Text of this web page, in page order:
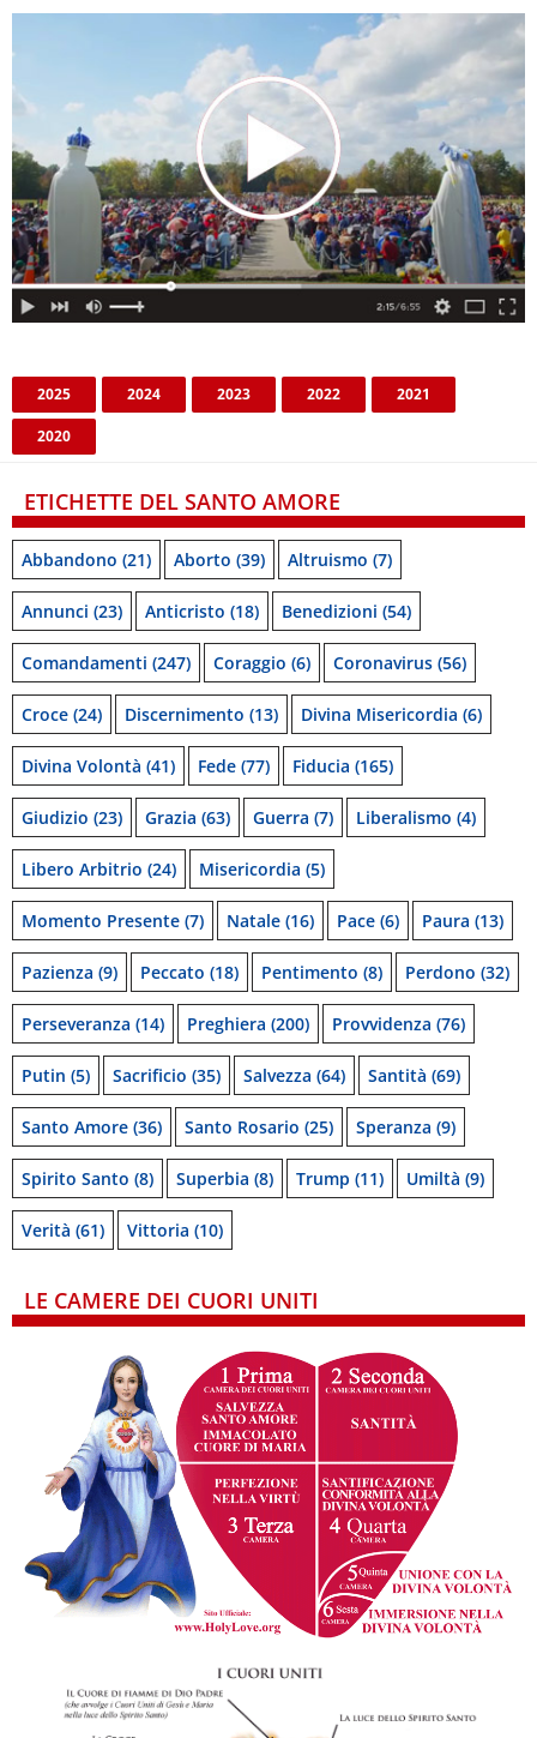
2025 2024 2023 2022 2021
2020
ETICHETTE DEL SANTO AMORE
Abbandono (21) Aborto (39) Altruismo (7)
Annunci (23) Anticristo (18) Benedizioni (54)
Comandamenti (247) Coraggio (6) Coronavirus (56)
Croce (24) Discernimento (13) Divina Misericordia (6)
Divina Volontà (41) Fede (77) Fiducia (165)
Giudizio (23) Grazia (63) Guerra (7) Liberalismo (4)
Libero Arbitrio (24) Misericordia (5)
Momento Presente (7) Natale (16) Pace (6) Paura (13)
Pazienza (9) Peccato (18) Pentimento (8) Perdono (32)
Perseveranza (14) Preghiera (200) Provvidenza (76)
Putin (5) Sacrificio (35) Salvezza (64) Santità (69)
Santo Amore (36) Santo Rosario (25) Speranza (9)
Spirito Santo (8) Superbia (8) Trump (11) Umiltà (9)
Verità (61) Vittoria (10)
LE CAMERE DEI CUORI UNITI